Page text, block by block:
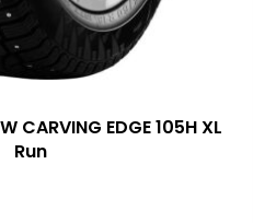
CARVING EDGE 105H XL
Run